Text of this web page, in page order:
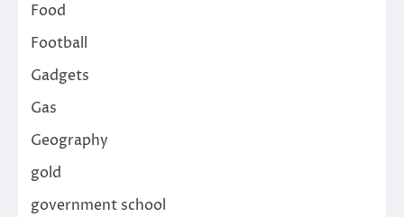
Food
Football
Gadgets
Gas
Geography
gold
government school